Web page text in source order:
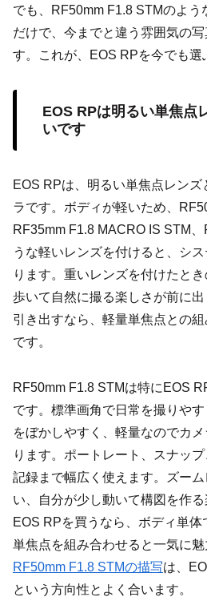
でも、RF50mm F1.8 STMのよう
だけで、今までと違う雰囲気の
す。これが、EOS RPを今でも選
EOS RPは明るい単焦点
いです
EOS RPは、明るい単焦点レンズ
ラです。ボディが軽いため、
RF35mm F1.8 MACRO IS STM
うな軽いレンズを付けると、シ
ります。重いレンズを付けたと
歩いて自然に撮る楽しさが前に
引き出すなら、軽量単焦点との
です。
RF50mm F1.8 STMは特にEOS
です。標準画角で日常を撮りや
をぼかしやすく、軽量なのでカ
ります。ポートレート、スナッ
記録まで幅広く使えます。ズー
い、自分が少し動いて構図を作る
EOS RPを買うなら、ボディ単
単焦点を組み合わせると一気に魅
RF50mm F1.8 STMの描写は、
という方向性とよく合います。